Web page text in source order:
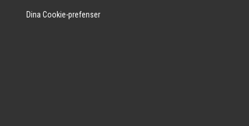
Dina Cookie-prefenser